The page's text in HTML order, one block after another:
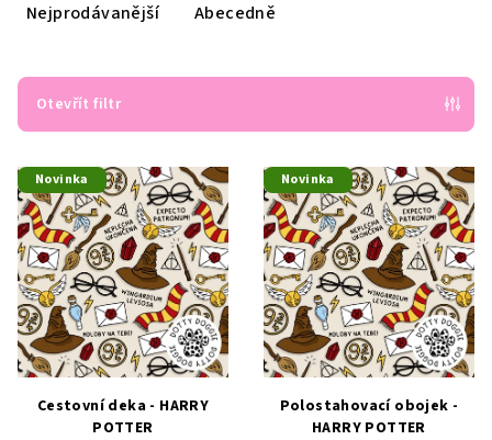
r
o
d
u
k
t
ů
Nejprodávanější Abecedně
Otevřít filtr
V
ý
p
s
p
r
o
Novinka
Cestovní deka - HARRY
POTTER
Novinka
Polostahovací obojek -
HARRY POTTER